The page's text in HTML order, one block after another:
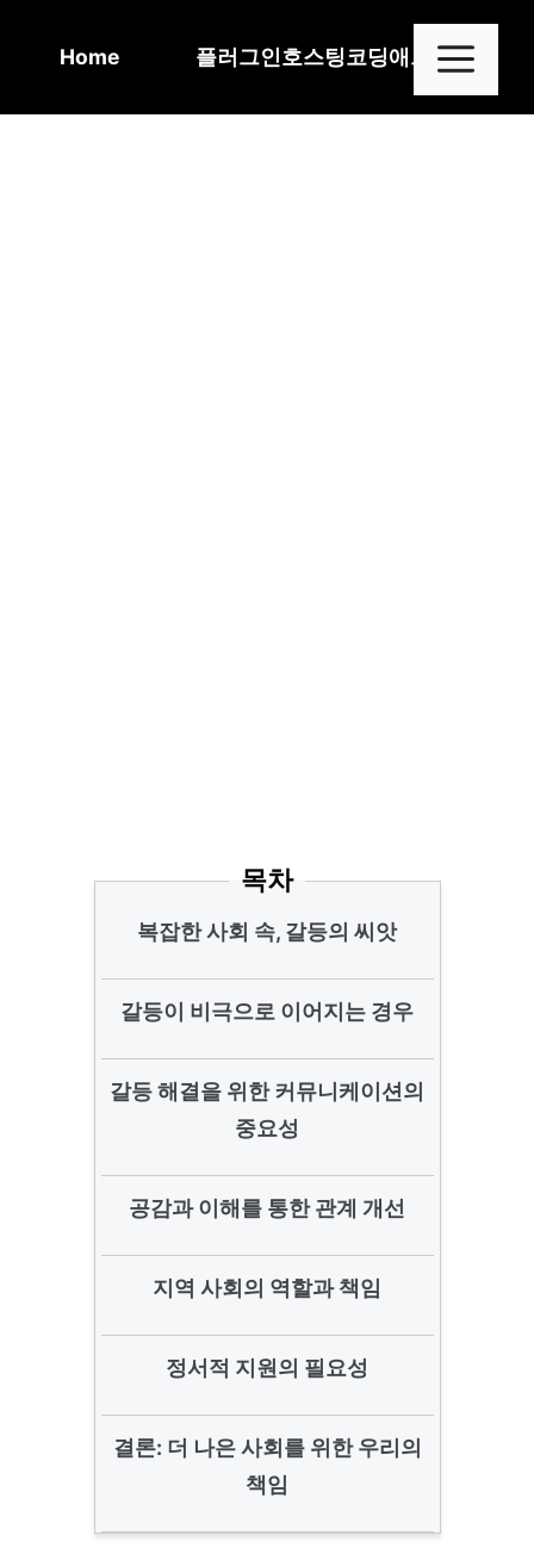
Home 플러그인호스팅코딩애드센스
목차
복잡한 사회 속, 갈등의 씨앗
갈등이 비극으로 이어지는 경우
갈등 해결을 위한 커뮤니케이션의
중요성
공감과 이해를 통한 관계 개선
지역 사회의 역할과 책임
정서적 지원의 필요성
결론: 더 나은 사회를 위한 우리의
책임